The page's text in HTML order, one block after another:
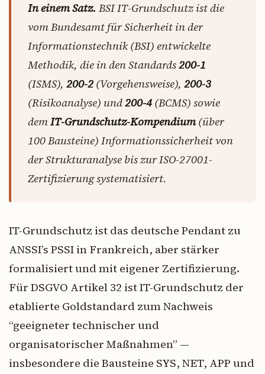
In einem Satz. BSI IT-Grundschutz ist die
vom Bundesamt für Sicherheit in der
Informationstechnik (BSI) entwickelte
Methodik, die in den Standards200-1
(ISMS), 200-2 (Vorgehensweise), 200-3
(Risikoanalyse) und200-4(BCMS) sowie
demIT-Grundschutz-Kompendium(über
100 Bausteine) Informationssicherheit von
der Strukturanalyse bis zur ISO-27001-
Zertifizierung systematisiert.
IT-Grundschutz ist das deutsche Pendant zu
ANSSI’s PSSI in Frankreich, aber stärker
formalisiert und mit eigener Zertifizierung.
Für DSGVO Artikel 32 ist IT-Grundschutz der
etablierte Goldstandard zum Nachweis
“geeigneter technischer und
organisatorischer Maßnahmen” —
insbesondere die Bausteine SYS, NET, APP und